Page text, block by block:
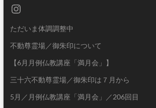
Instagram
ただいま体調調整中
不動尊霊場／御朱印について
【6月月例仏教講座「満月会」】
三十六不動尊霊場／御朱印は７月から
5月／月例仏教講座「満月会」／206回目